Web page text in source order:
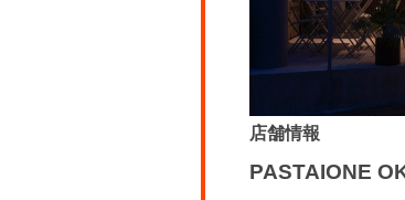
店舗情報
PASTAIONE